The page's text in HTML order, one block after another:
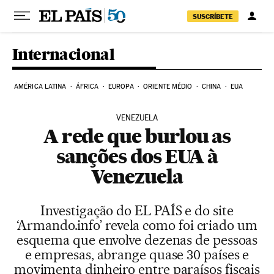
Pular para o conteúdo
SUSCRÍBETE
Internacional
AMÉRICA LATINA ÁFRICA EUROPA ORIENTE MÉDIO CHINA EUA
VENEZUELA
A rede que burlou as
sanções dos EUA à
Venezuela
Investigação do EL PAÍS e do site
‘Armando.info’ revela como foi criado um
esquema que envolve dezenas de pessoas
e empresas, abrange quase 30 países e
movimenta dinheiro entre paraísos fiscais